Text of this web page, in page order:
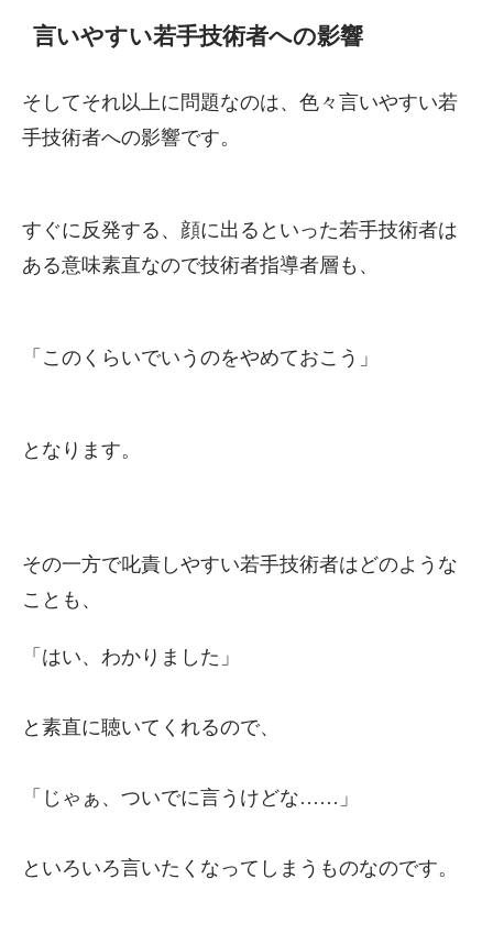
言いやすい若手技術者への影響
そしてそれ以上に問題なのは、色々言いやすい若
手技術者への影響です。
すぐに反発する、顔に出るといった若手技術者は
ある意味素直なので技術者指導者層も、
「このくらいでいうのをやめておこう」
となります。
その一方で叱責しやすい若手技術者はどのような
ことも、
「はい、わかりました」
と素直に聴いてくれるので、
「じゃぁ、ついでに言うけどな……」
といろいろ言いたくなってしまうものなのです。